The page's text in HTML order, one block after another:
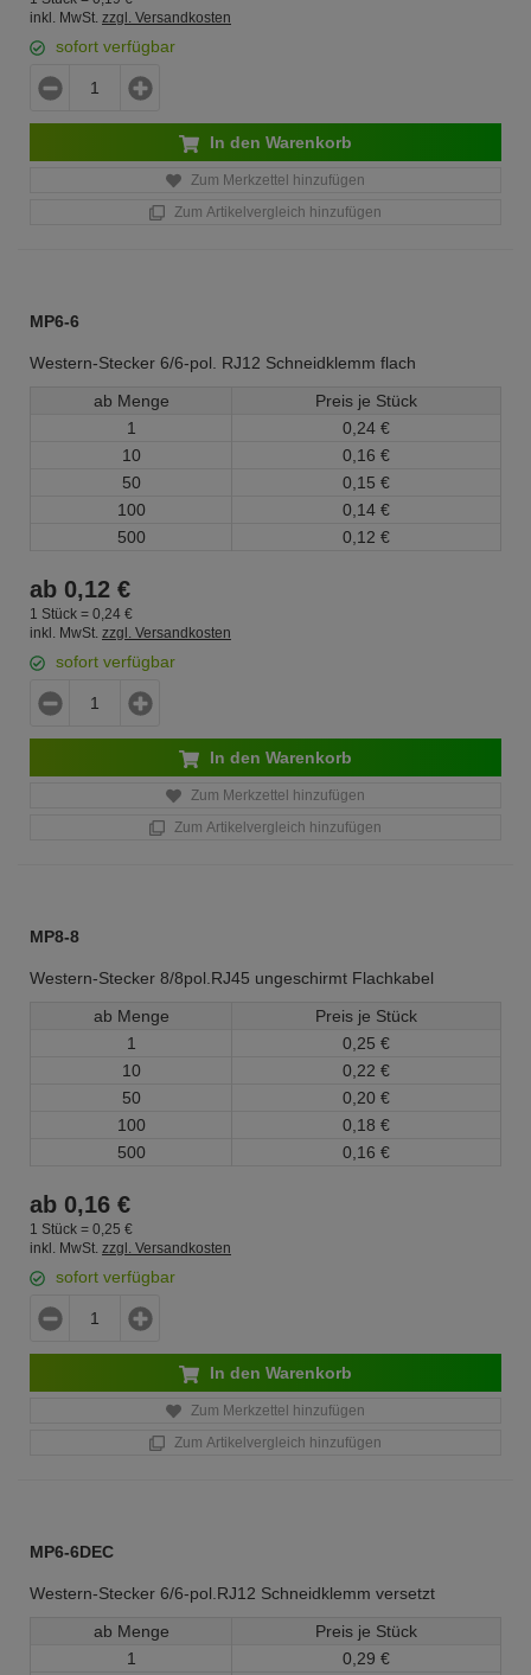
inkl. MwSt. zzgl. Versandkosten
sofort verfügbar
In den Warenkorb
Zum Merkzettel hinzufügen
Zum Artikelvergleich hinzufügen
MP6-6
Western-Stecker 6/6-pol. RJ12 Schneidklemm flach
ab Menge
Preis je Stück
1
0, 24 €
10
0, 16 €
50
0, 15 €
100
0, 14 €
500
0, 12 €
ab 0,12 €
1 Stück = 0, 24 €
inkl. MwSt. zzgl. Versandkosten
sofort verfügbar
In den Warenkorb
Zum Merkzettel hinzufügen
Zum Artikelvergleich hinzufügen
MP8-8
Western-Stecker 8/8pol.RJ45 ungeschirmt Flachkabel
ab Menge
Preis je Stück
1
0, 25 €
10
0, 22 €
50
0, 20 €
100
0, 18 €
500
0, 16 €
ab 0,16 €
1 Stück = 0, 25 €
inkl. MwSt. zzgl. Versandkosten
sofort verfügbar
In den Warenkorb
Zum Merkzettel hinzufügen
Zum Artikelvergleich hinzufügen
MP6-6DEC
Western-Stecker 6/6-pol.RJ12 Schneidklemm versetzt
ab Menge
Preis je Stück
1
0, 29 €